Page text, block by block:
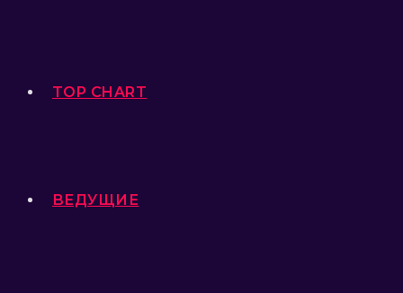
TOP CHART
ВЕДУЩИЕ